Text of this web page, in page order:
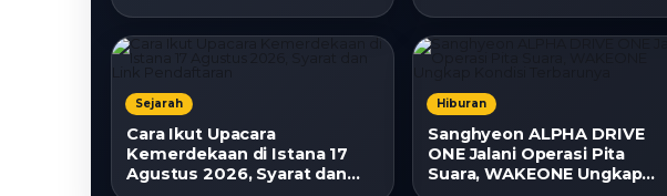
Sejarah
Cara Ikut Upacara
Kemerdekaan di Istana 17
Agustus 2026, Syarat dan
Hiburan
Sanghyeon ALPHA DRIVE
ONE Jalani Operasi Pita
Suara, WAKEONE Ungkap